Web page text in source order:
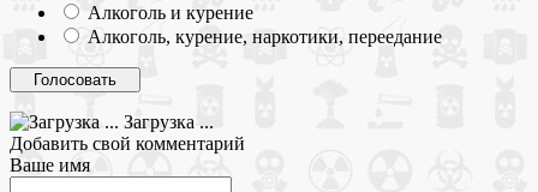
Алкоголь и курение
Алкоголь, курение, наркотики, переедание
Загрузка ...
Добавить свой комментарий
Ваше имя